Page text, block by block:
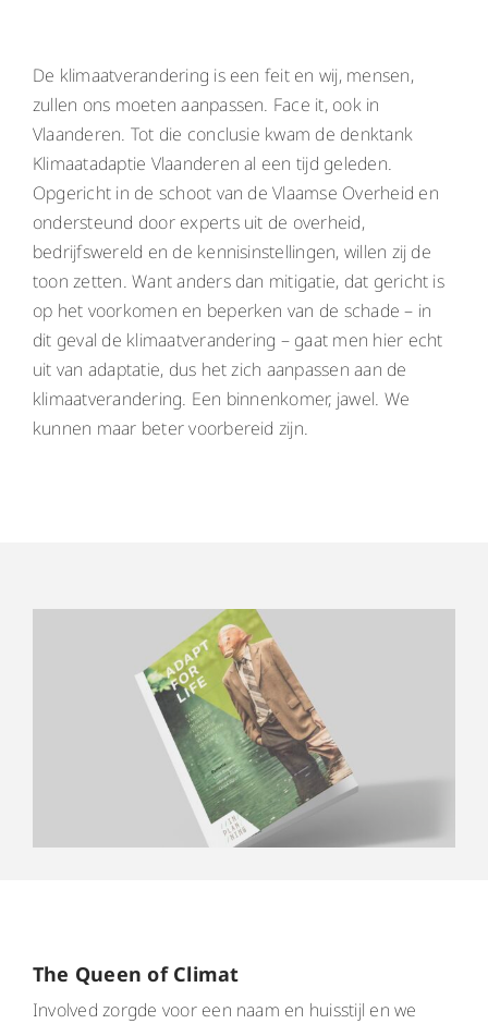
De klimaatverandering is een feit en wij, mensen,
zullen ons moeten aanpassen. Face it, ook in
Vlaanderen. Tot die conclusie kwam de denktank
Klimaatadaptie Vlaanderen al een tijd geleden.
Opgericht in de schoot van de Vlaamse Overheid en
ondersteund door experts uit de overheid,
bedrijfswereld en de kennisinstellingen, willen zij de
toon zetten. Want anders dan mitigatie, dat gericht is
op het voorkomen en beperken van de schade – in
dit geval de klimaatverandering – gaat men hier echt
uit van adaptatie, dus het zich aanpassen aan de
klimaatverandering. Een binnenkomer, jawel. We
kunnen maar beter voorbereid zijn.
The Queen of Climat
Involved zorgde voor een naam en huisstijl en we